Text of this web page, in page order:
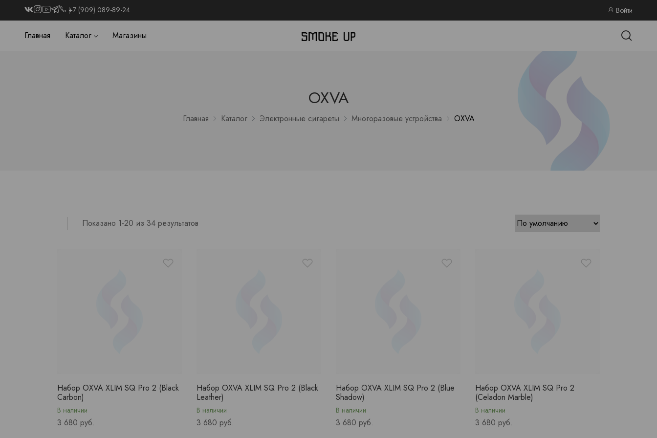
+7 (909) 089-89-24 Войти
Главная Каталог Магазины
OXVA
Главная Каталог Электронные сигареты Многоразовые устройства OXVA
Показано 1-20 из 34 результатов
Набор OXVA XLIM SQ Pro 2 (Black
Carbon)
В наличии
Price
3 680 руб.
Набор OXVA XLIM SQ Pro 2 (Black
Leather)
В наличии
Price
3 680 руб.
Набор OXVA XLIM SQ Pro 2 (Blue
Shadow)
В наличии
Price
3 680 руб.
Набор OXVA XLIM SQ Pro 2
(Celadon Marble)
В наличии
Price
3 680 руб.